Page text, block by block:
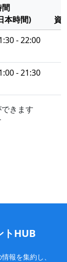
間
本時間)
資
- 22:00
- 21:30
きます
トHUB
報を集約し、